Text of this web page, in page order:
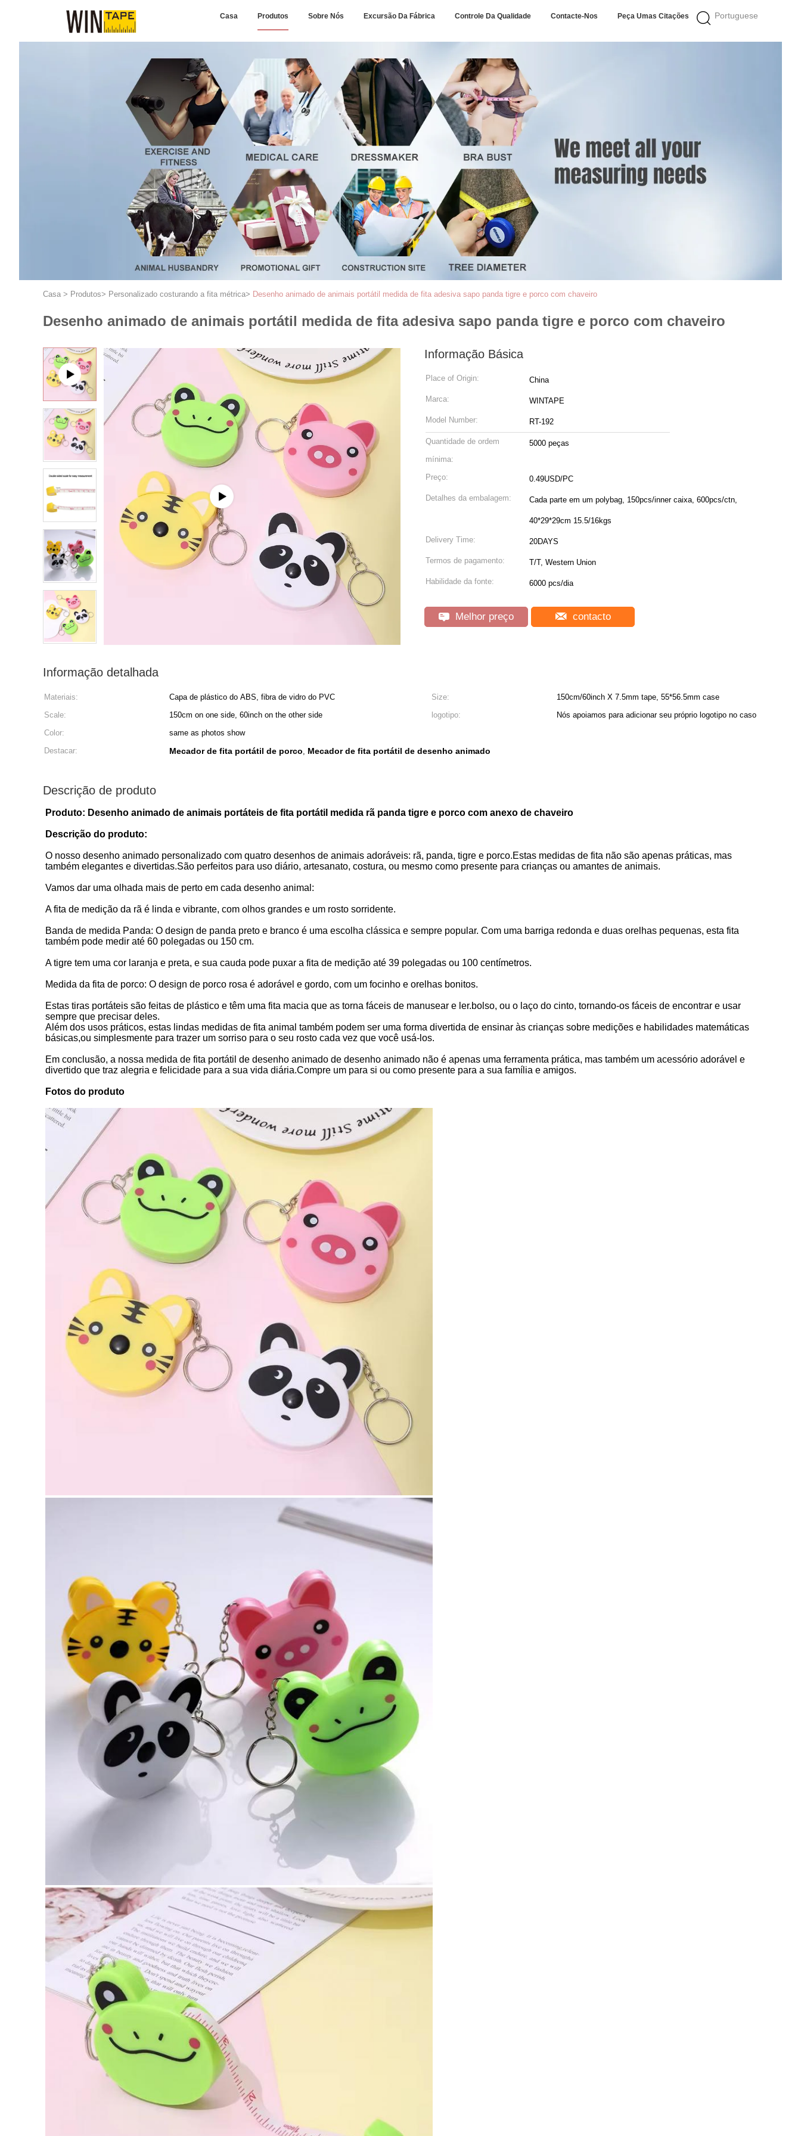
Portuguese
Casa Produtos Sobre Nós Excursão Da Fábrica Controle Da Qualidade Contacte-Nos Peça Umas Citações
Casa > Produtos> Personalizado costurando a fita métrica> Desenho animado de animais portátil medida de fita adesiva sapo panda tigre e porco com chaveiro
Desenho animado de animais portátil medida de fita adesiva sapo panda tigre e porco com chaveiro
Informação Básica
Place of Origin: China
Marca: WINTAPE
Model Number: RT-192
Quantidade de ordem
mínima:
5000 peças
Preço: 0.49USD/PC
Detalhes da embalagem: Cada parte em um polybag, 150pcs/inner caixa, 600pcs/ctn,
40*29*29cm 15.5/16kgs
Delivery Time: 20DAYS
Termos de pagamento: T/T, Western Union
Habilidade da fonte: 6000 pcs/dia
Melhor preço contacto
Informação detalhada
Materiais: Capa de plástico do ABS, fibra de vidro do PVC Size:
150cm/60inch X 7.5mm tape, 55*56.5mm case
Scale:
150cm on one side, 60inch on the other side logotipo:
Nós apoiamos para adicionar seu próprio logotipo no caso
Color:
same as photos show
Destacar:
Mecador de fita portátil de porco, Mecador de fita portátil de desenho animado
Descrição de produto
Produto: Desenho animado de animais portáteis de fita portátil medida rã panda tigre e porco com anexo de chaveiro
Descrição do produto:
O nosso desenho animado personalizado com quatro desenhos de animais adoráveis: rã, panda, tigre e porco.Estas medidas de fita não são apenas práticas, mas
também elegantes e divertidas.São perfeitos para uso diário, artesanato, costura, ou mesmo como presente para crianças ou amantes de animais.
Vamos dar uma olhada mais de perto em cada desenho animal:
A fita de medição da rã é linda e vibrante, com olhos grandes e um rosto sorridente.
Banda de medida Panda: O design de panda preto e branco é uma escolha clássica e sempre popular. Com uma barriga redonda e duas orelhas pequenas, esta fita
também pode medir até 60 polegadas ou 150 cm.
A tigre tem uma cor laranja e preta, e sua cauda pode puxar a fita de medição até 39 polegadas ou 100 centímetros.
Medida da fita de porco: O design de porco rosa é adorável e gordo, com um focinho e orelhas bonitos.
Estas tiras portáteis são feitas de plástico e têm uma fita macia que as torna fáceis de manusear e ler.bolso, ou o laço do cinto, tornando-os fáceis de encontrar e usar
sempre que precisar deles.
Além dos usos práticos, estas lindas medidas de fita animal também podem ser uma forma divertida de ensinar às crianças sobre medições e habilidades matemáticas
básicas,ou simplesmente para trazer um sorriso para o seu rosto cada vez que você usá-los.
Em conclusão, a nossa medida de fita portátil de desenho animado de desenho animado não é apenas uma ferramenta prática, mas também um acessório adorável e
divertido que traz alegria e felicidade para a sua vida diária.Compre um para si ou como presente para a sua família e amigos.
Fotos do produto